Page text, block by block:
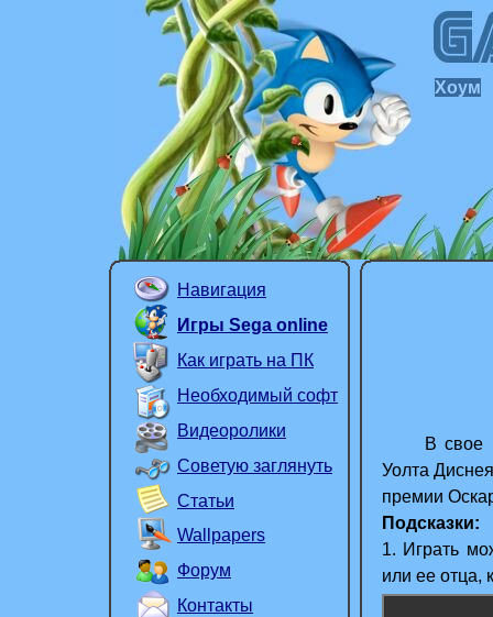
В свое
Уолта
премии
Подсказки:
1. Играть
или ее отца,
Хоум
Навигация
Как играть на ПК
Необходимый софт
Советую заглянуть
Wallpapers
Контакты
Форум
Статьи
Видеоролики
Игры Sega online